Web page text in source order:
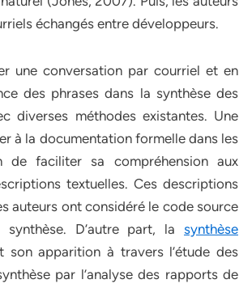
échangés entre développeurs.
une conversation par courriel et en
des phrases dans la synthèse des
diverses méthodes existantes. Une
à la documentation formelle dans les
faciliter sa compréhension aux
textuelles. Ces descriptions
auteurs ont considéré le code source
D’autre part, la synthèse
apparition à travers l’étude des
par l’analyse des rapports de